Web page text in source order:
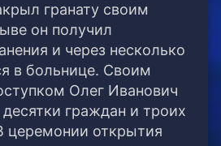
гранату своим
он получил
и через несколько
в больнице. Своим
Олег Иванович
граждан и троих
церемонии открытия